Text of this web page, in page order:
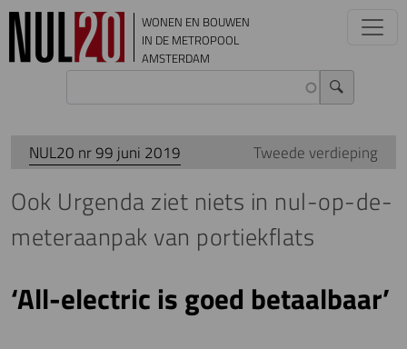
Overslaan en naar de inhoud gaan
WONEN EN BOUWEN
IN DE METROPOOL
AMSTERDAM
NUL20 nr 99 juni 2019 Tweede verdieping
Ook Urgenda ziet niets in nul-op-de-
meteraanpak van portiekflats
‘All-electric is goed betaalbaar’